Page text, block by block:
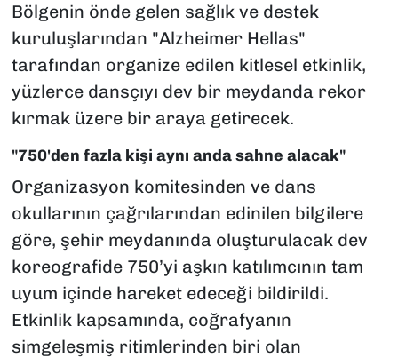
Bölgenin önde gelen sağlık ve destek
kuruluşlarından "Alzheimer Hellas"
tarafından organize edilen kitlesel etkinlik,
yüzlerce dansçıyı dev bir meydanda rekor
kırmak üzere bir araya getirecek.
"750'den fazla kişi aynı anda sahne alacak"
Organizasyon komitesinden ve dans
okullarının çağrılarından edinilen bilgilere
göre, şehir meydanında oluşturulacak dev
koreografide 750’yi aşkın katılımcının tam
uyum içinde hareket edeceği bildirildi.
Etkinlik kapsamında, coğrafyanın
simgeleşmiş ritimlerinden biri olan